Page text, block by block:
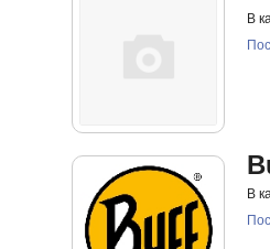
В
В